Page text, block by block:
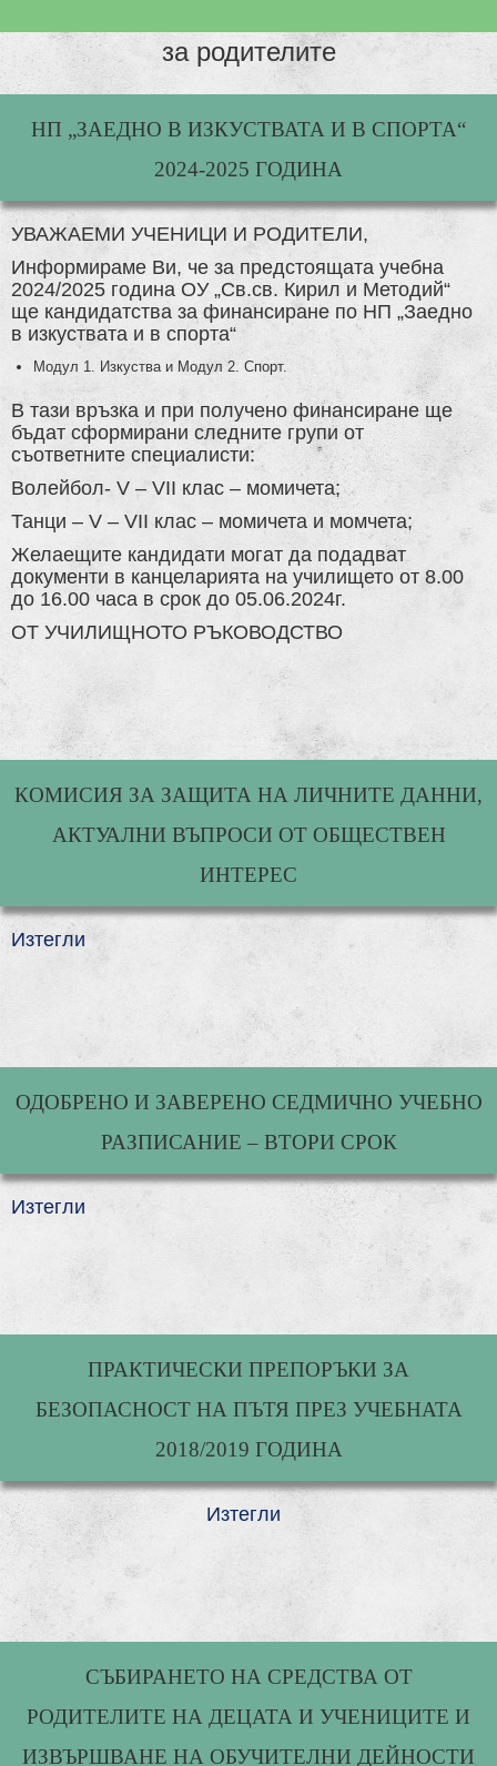
за родителите
НП „ЗАЕДНО В ИЗКУСТВАТА И В СПОРТА“
2024-2025 ГОДИНА
УВАЖАЕМИ УЧЕНИЦИ И РОДИТЕЛИ,
Информираме Ви, че за предстоящата учебна
2024/2025 година ОУ „Св.св. Кирил и Методий“
ще кандидатства за финансиране по НП „Заедно
в изкуствата и в спорта“
Модул 1. Изкуства и Модул 2. Спорт.
В тази връзка и при получено финансиране ще
бъдат сформирани следните групи от
съответните специалисти:
Волейбол- V – VII клас – момичета;
Танци – V – VII клас – момичета и момчета;
Желаещите кандидати могат да подадват
документи в канцеларията на училището от 8.00
до 16.00 часа в срок до 05.06.2024г.
ОТ УЧИЛИЩНОТО РЪКОВОДСТВО
КОМИСИЯ ЗА ЗАЩИТА НА ЛИЧНИТЕ ДАННИ,
АКТУАЛНИ ВЪПРОСИ ОТ ОБЩЕСТВЕН
ИНТЕРЕС
Изтегли
ОДОБРЕНО И ЗАВЕРЕНО СЕДМИЧНО УЧЕБНО
РАЗПИСАНИЕ – ВТОРИ СРОК
Изтегли
ПРАКТИЧЕСКИ ПРЕПОРЪКИ ЗА
БЕЗОПАСНОСТ НА ПЪТЯ ПРЕЗ УЧЕБНАТА
2018/2019 ГОДИНА
Изтегли
СЪБИРАНЕТО НА СРЕДСТВА ОТ
РОДИТЕЛИТЕ НА ДЕЦАТА И УЧЕНИЦИТЕ И
ИЗВЪРШВАНЕ НА ОБУЧИТЕЛНИ ДЕЙНОСТИ